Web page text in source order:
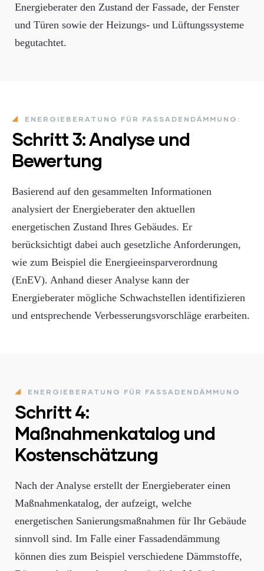
Energieberater den Zustand der Fassade, der Fenster
und Türen sowie der Heizungs- und Lüftungssysteme
begutachtet.
ENERGIEBERATUNG FÜR FASSADENDÄMMUNG:
Schritt 3: Analyse und
Bewertung
Basierend auf den gesammelten Informationen
analysiert der Energieberater den aktuellen
energetischen Zustand Ihres Gebäudes. Er
berücksichtigt dabei auch gesetzliche Anforderungen,
wie zum Beispiel die Energieeinsparverordnung
(EnEV). Anhand dieser Analyse kann der
Energieberater mögliche Schwachstellen identifizieren
und entsprechende Verbesserungsvorschläge erarbeiten.
ENERGIEBERATUNG FÜR FASSADENDÄMMUNG
Schritt 4:
Maßnahmenkatalog und
Kostenschätzung
Nach der Analyse erstellt der Energieberater einen
Maßnahmenkatalog, der aufzeigt, welche
energetischen Sanierungsmaßnahmen für Ihr Gebäude
sinnvoll sind. Im Falle einer Fassadendämmung
können dies zum Beispiel verschiedene Dämmstoffe,